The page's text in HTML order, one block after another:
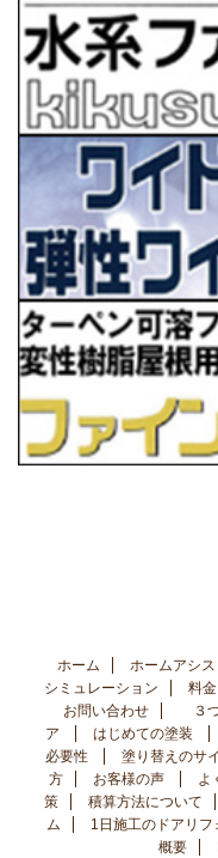
ホーム ホームアシ
シミュレーション
料
お問い合わせ
３
ア
はじめての塗装
必要性
塗り替えのサ
方
お客様の声 よ
策
積算方法について
ム
1日施工のドアリフ
概要